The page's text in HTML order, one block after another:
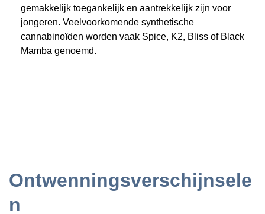
gemakkelijk toegankelijk en aantrekkelijk zijn voor
jongeren. Veelvoorkomende synthetische
cannabinoïden worden vaak Spice, K2, Bliss of Black
Mamba genoemd.
Ontwenningsverschijnsele
n